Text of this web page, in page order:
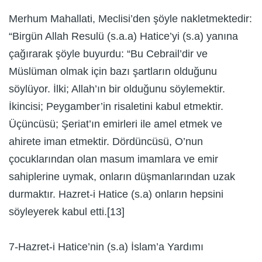
Merhum Mahallati, Meclisi’den şöyle nakletmektedir:
“Birgün Allah Resulü (s.a.a) Hatice’yi (s.a) yanına
çağırarak şöyle buyurdu: “Bu Cebrail’dir ve
Müslüman olmak için bazı şartların olduğunu
söylüyor. İlki; Allah’ın bir olduğunu söylemektir.
İkincisi; Peygamber’in risaletini kabul etmektir.
Üçüncüsü; Şeriat’ın emirleri ile amel etmek ve
ahirete iman etmektir. Dördüncüsü, O’nun
çocuklarından olan masum imamlara ve emir
sahiplerine uymak, onların düşmanlarından uzak
durmaktır. Hazret-i Hatice (s.a) onların hepsini
söyleyerek kabul etti.[13]
7-Hazret-i Hatice’nin (s.a) İslam’a Yardımı